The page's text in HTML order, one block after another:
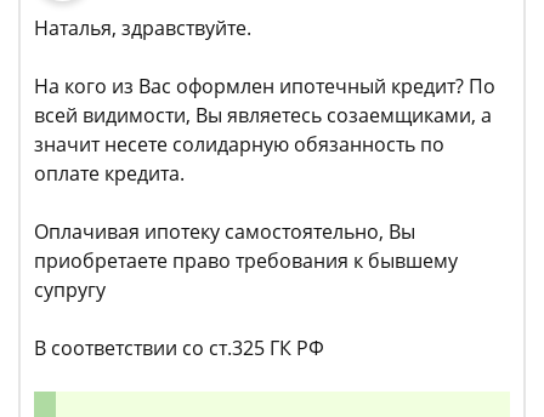
Наталья, здравствуйте.
На кого из Вас оформлен ипотечный кредит? По
всей видимости, Вы являетесь созаемщиками, а
значит несете солидарную обязанность по
оплате кредита.
Оплачивая ипотеку самостоятельно, Вы
приобретаете право требования к бывшему
супругу
В соответствии со ст.325 ГК РФ